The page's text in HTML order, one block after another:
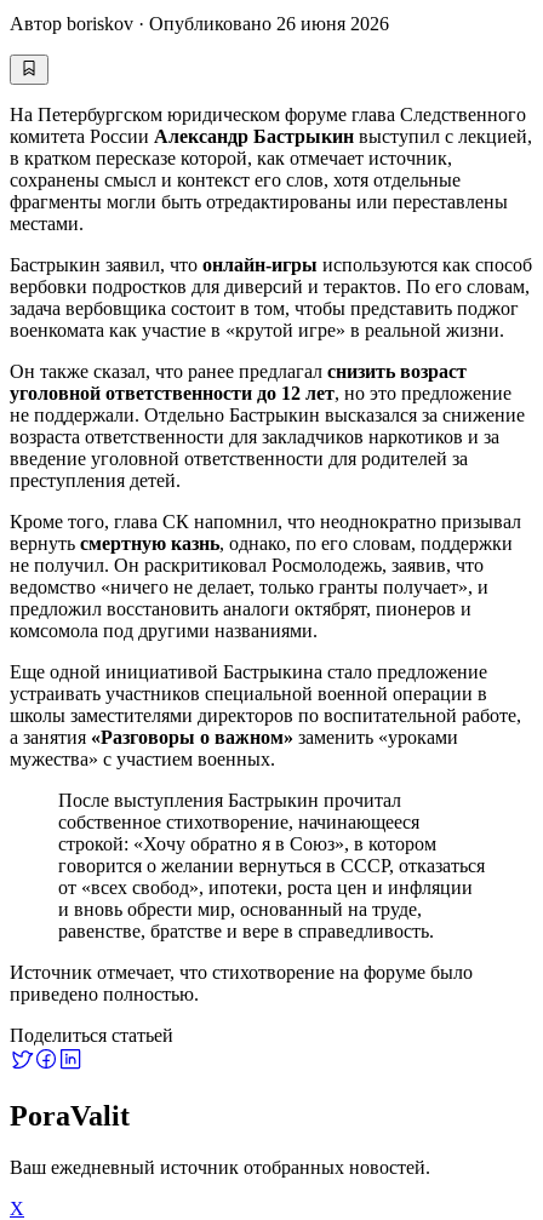
Автор boriskov · Опубликовано 26 июня 2026
На Петербургском юридическом форуме глава Следственного
комитета России Александр Бастрыкин выступил с лекцией,
в кратком пересказе которой, как отмечает источник,
сохранены смысл и контекст его слов, хотя отдельные
фрагменты могли быть отредактированы или переставлены
местами.
Бастрыкин заявил, что онлайн-игры используются как способ
вербовки подростков для диверсий и терактов. По его словам,
задача вербовщика состоит в том, чтобы представить поджог
военкомата как участие в «крутой игре» в реальной жизни.
Он также сказал, что ранее предлагал снизить возраст
уголовной ответственности до 12 лет, но это предложение
не поддержали. Отдельно Бастрыкин высказался за снижение
возраста ответственности для закладчиков наркотиков и за
введение уголовной ответственности для родителей за
преступления детей.
Кроме того, глава СК напомнил, что неоднократно призывал
вернуть смертную казнь, однако, по его словам, поддержки
не получил. Он раскритиковал Росмолодежь, заявив, что
ведомство «ничего не делает, только гранты получает», и
предложил восстановить аналоги октябрят, пионеров и
комсомола под другими названиями.
Еще одной инициативой Бастрыкина стало предложение
устраивать участников специальной военной операции в
школы заместителями директоров по воспитательной работе,
а занятия «Разговоры о важном» заменить «уроками
мужества» с участием военных.
После выступления Бастрыкин прочитал
собственное стихотворение, начинающееся
строкой: «Хочу обратно я в Союз», в котором
говорится о желании вернуться в СССР, отказаться
от «всех свобод», ипотеки, роста цен и инфляции
и вновь обрести мир, основанный на труде,
равенстве, братстве и вере в справедливость.
Источник отмечает, что стихотворение на форуме было
приведено полностью.
Поделиться статьей
PoraValit
Ваш ежедневный источник отобранных новостей.
X